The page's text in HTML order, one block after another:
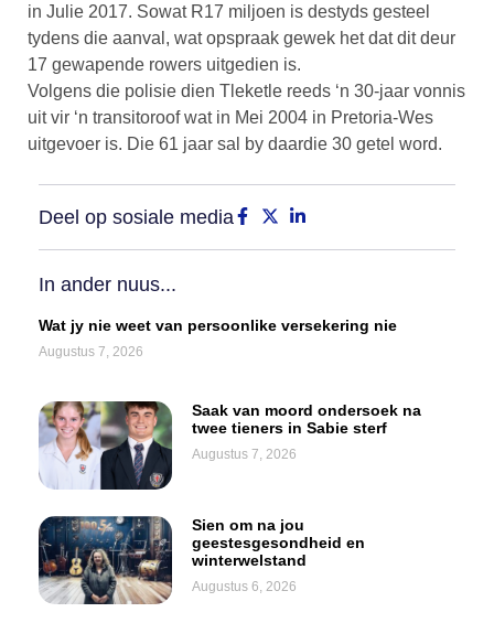
in Julie 2017. Sowat R17 miljoen is destyds gesteel
tydens die aanval, wat opspraak gewek het dat dit deur
17 gewapende rowers uitgedien is.
Volgens die polisie dien Tleketle reeds ‘n 30-jaar vonnis
uit vir ‘n transitoroof wat in Mei 2004 in Pretoria-Wes
uitgevoer is. Die 61 jaar sal by daardie 30 getel word.
Deel op sosiale media
In ander nuus...
Wat jy nie weet van persoonlike versekering nie
Augustus 7, 2026
Saak van moord ondersoek na
twee tieners in Sabie sterf
Augustus 7, 2026
Sien om na jou
geestesgesondheid en
winterwelstand
Augustus 6, 2026